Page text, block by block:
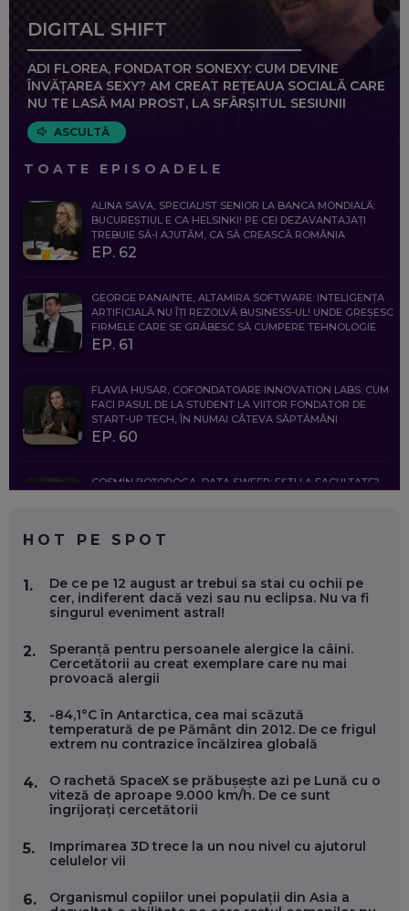
DIGITAL SHIFT
ADI FLOREA, FONDATOR SONEXY: CUM DEVINE
ÎNVĂȚAREA SEXY? AM CREAT REȚEAUA SOCIALĂ CARE
NU TE LASĂ MAI PROST, LA SFÂRȘITUL SESIUNII
ASCULTĂ
TOATE EPISOADELE
ALINA SAVA, SPECIALIST SENIOR LA BANCA MONDIALĂ:
BUCUREȘTIUL E CA HELSINKI! PE CEI DEZAVANTAJAȚI
TREBUIE SĂ-I AJUTĂM, CA SĂ CREASCĂ ROMÂNIA
EP. 62
GEORGE PANAINTE, ALTAMIRA SOFTWARE: INTELIGENȚA
ARTIFICIALĂ NU ÎȚI REZOLVĂ BUSINESS-UL! UNDE GREȘESC
FIRMELE CARE SE GRĂBESC SĂ CUMPERE TEHNOLOGIE
EP. 61
FLAVIA HUSAR, COFONDATOARE INNOVATION LABS: CUM
FACI PASUL DE LA STUDENT LA VIITOR FONDATOR DE
START-UP TECH, ÎN NUMAI CÂTEVA SĂPTĂMÂNI
EP. 60
COSMIN BOȚOROGA, DATA SWEEP: EȘTI LA FACULTATE?
FOLOSEȘTI TEHNOLOGIA CA SĂ FII MAI BUN LA JOB. ȘI CUM
SE VA SCHIMBA MUNCA, ÎN URMĂTORII ANI
EP. 58
MARIUS PAȘCULEA, COFONDATOR AL KULTH: CUM
FOLOSEȘTI TEHNOLOGIA CA SĂ ÎȚI DESCHIZI DRUMUL
EP. 57
EFICIENT VIAȚA ONLINE. ȘI CARE SUNT PRIMII PAȘI ÎNTR-O
CARIERĂ DE „HACKER CU PERMIS”
EP. 56
DOINA VÎLCEANU, CONTENTSPEED: VREI SUCCES ONLINE?
EP. 55
HOT PE SPOT
1.
De ce pe 12 august ar trebui sa stai cu ochii pe
cer, indiferent dacă vezi sau nu eclipsa. Nu va fi
singurul eveniment astral!
2.
Speranță pentru persoanele alergice la câini.
Cercetătorii au creat exemplare care nu mai
provoacă alergii
3.
-84,1°C în Antarctica, cea mai scăzută
temperatură de pe Pământ din 2012. De ce frigul
extrem nu contrazice încălzirea globală
4.
O rachetă SpaceX se prăbușește azi pe Lună cu o
viteză de aproape 9.000 km/h. De ce sunt
îngrijorați cercetătorii
5.
Imprimarea 3D trece la un nou nivel cu ajutorul
celulelor vii
6.
Organismul copiilor unei populații din Asia a